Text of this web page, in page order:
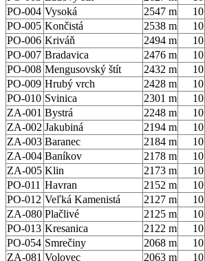
PO-004 Vysoká 2547 m 10
PO-005 Končistá 2538 m 10
PO-006 Kriváň 2494 m 10
PO-007 Bradavica 2476 m 10
PO-008 Mengusovský štít 2432 m 10
PO-009 Hrubý vrch 2428 m 10
PO-010 Svinica 2301 m 10
ZA-001 Bystrá 2248 m 10
ZA-002 Jakubiná 2194 m 10
ZA-003 Baranec 2184 m 10
ZA-004 Baníkov 2178 m 10
ZA-005 Klin 2173 m 10
PO-011 Havran 2152 m 10
PO-012 Veľká Kamenistá 2127 m 10
ZA-080 Plačlivé 2125 m 10
PO-013 Kresanica 2122 m 10
PO-054 Smrečiny 2068 m 10
ZA-081 Volovec 2063 m 10